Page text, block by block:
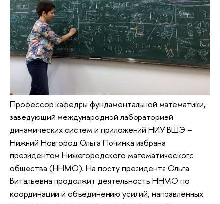
Профессор кафедры фундаментальной математики,
заведующий международной лабораторией
динамических систем и приложений НИУ ВШЭ –
Нижний Новгород Ольга Починка избрана
президентом Нижегородского математического
общества (ННМО). На посту президента Ольга
Витальевна продолжит деятельность ННМО по
координации и объединению усилий, направленных